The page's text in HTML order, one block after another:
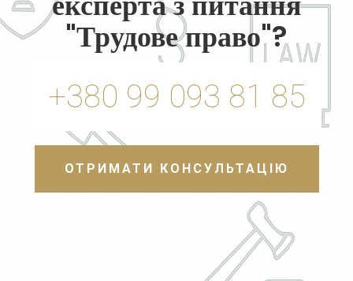
"Трудове право"?
+380 99 093 81 85
ОТРИМАТИ КОНСУЛЬТАЦІЮ